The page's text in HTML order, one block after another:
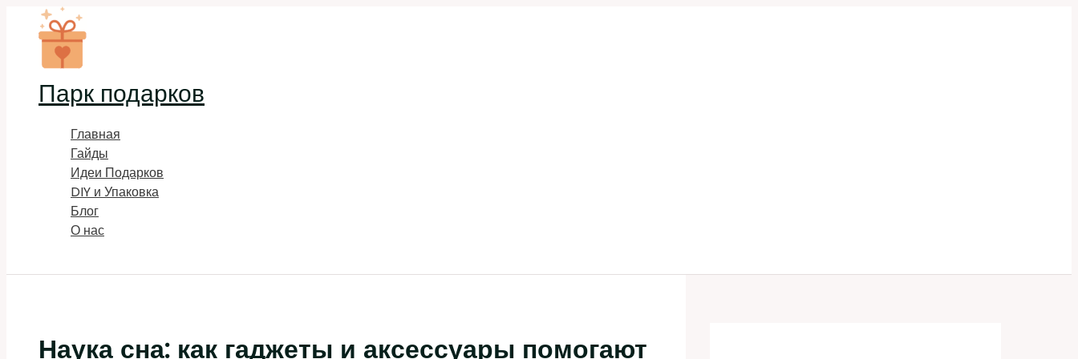
Перейти
содержимому
Парк подарков
Главная
Гайды
Идеи Подарков
DIY и Упаковка
Блог
О нас
Наука сна: как гаджеты и аксессуары помогают